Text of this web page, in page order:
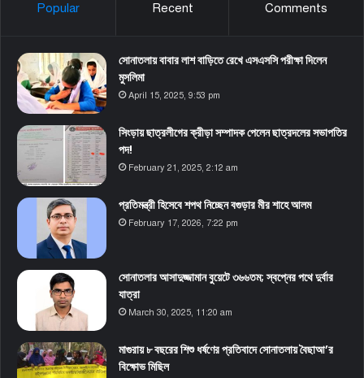
Popular Recent Comments
সোনাতলায় বাবার লাশ বাড়িতে রেখে এসএসসি পরীক্ষা দিলেন
মুসলিমা
April 15, 2025, 9:53 pm
সিংড়ায় ছাত্রলীগের ক্রীড়া সম্পাদক পেলেন ছাত্রদলের সভাপতির
পদ!
February 21, 2025, 2:12 am
প্রতিমন্ত্রী হিসেবে শপথ নিচ্ছেন বগুড়ার মীর শাহে আলম
February 17, 2026, 7:22 pm
সোনাতলার আসাদুজ্জামান বুয়েটে ৩৬৬তম; স্বপ্নের পথে দুর্বার
যাত্রা
March 30, 2025, 11:20 am
মাগুরায় ৮ বছরের শিশু ধর্ষণের প্রতিবাদে সোনাতলায় বৈছাআ’র
বিক্ষোভ মিছিল